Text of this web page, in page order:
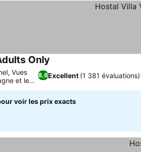
Only
8,6Excellent (1 381 évaluations)
Vues
et le
voir les prix exacts